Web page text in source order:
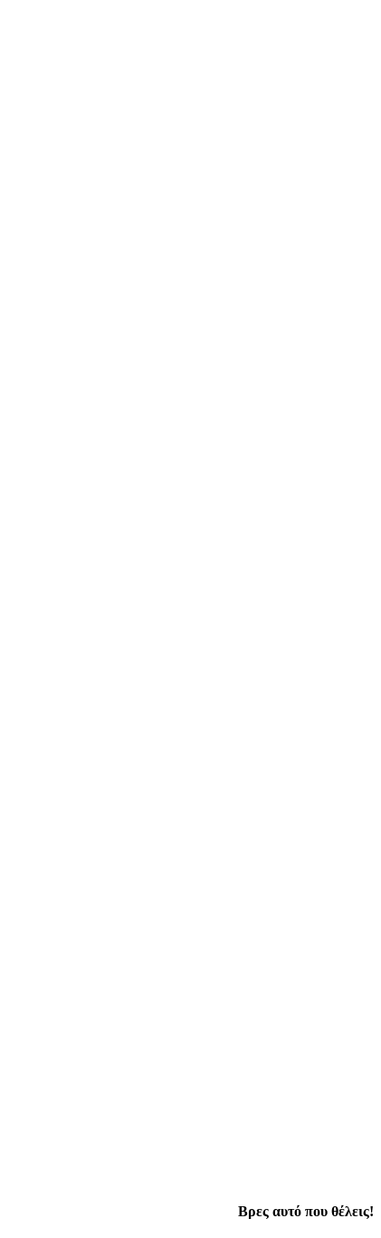
Βρες αυτό που θέλεις!